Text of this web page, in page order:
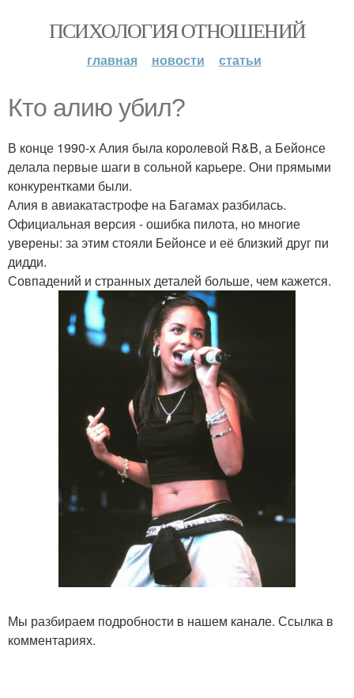
ПСИХОЛОГИЯ ОТНОШЕНИЙ
главная новости статьи
Кто алию убил?
В конце 1990-х Алия была королевой R&B, а Бейонсе
делала первые шаги в сольной карьере. Они прямыми
конкурентками были.
Алия в авиакатастрофе на Багамах разбилась.
Официальная версия - ошибка пилота, но многие
уверены: за этим стояли Бейонсе и её близкий друг пи
дидди.
Совпадений и странных деталей больше, чем кажется.
Мы разбираем подробности в нашем канале. Ссылка в
комментариях.